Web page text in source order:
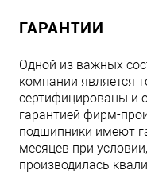
ГАРАНТИИ
Одной из важных
компании является
сертифицированы и
гарантией фирм-
подшипники имеют
месяцев при
производилась